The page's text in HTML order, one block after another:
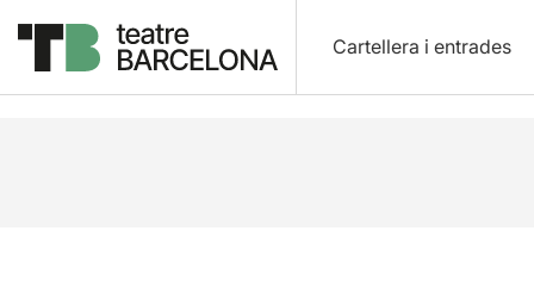
Cartellera i entrades